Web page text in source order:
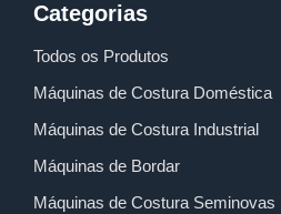
Categorias
Todos os Produtos
Máquinas de Costura Doméstica
Máquinas de Costura Industrial
Máquinas de Bordar
Máquinas de Costura Seminovas